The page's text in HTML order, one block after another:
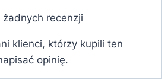
recenzji
klienci, którzy kupili ten
opinię.